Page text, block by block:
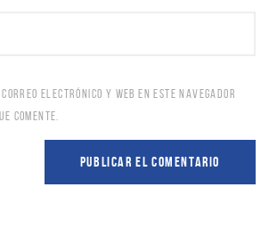
ELECTRÓNICO Y WEB EN ESTE NAVEGADOR
COMENTE.